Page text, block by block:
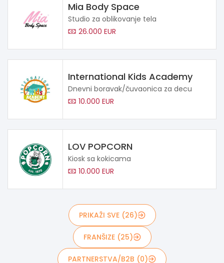
Mia Body Space
Studio za oblikovanje tela
26.000 EUR
International Kids Academy
Dnevni boravak/čuvaonica za decu
10.000 EUR
LOV POPCORN
Kiosk sa kokicama
10.000 EUR
PRIKAŽI SVE (26)
FRANŠIZE (25)
PARTNERSTVA/B2B (0)